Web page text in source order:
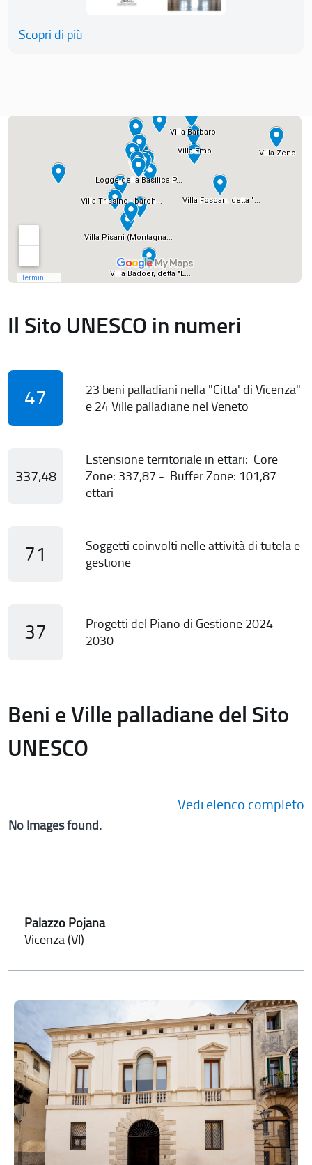
Scopri di più
Il Sito UNESCO in numeri
47
23 beni palladiani nella "Citta' di Vicenza"
e 24 Ville palladiane nel Veneto
337,48
Estensione territoriale in ettari: Core
Zone: 337,87 - Buffer Zone: 101,87
ettari
71
Soggetti coinvolti nelle attività di tutela e
gestione
37
Progetti del Piano di Gestione 2024-
2030
Beni e Ville palladiane del Sito
UNESCO
Vedi elenco completo
No Images found.
Palazzo Pojana
Vicenza (VI)